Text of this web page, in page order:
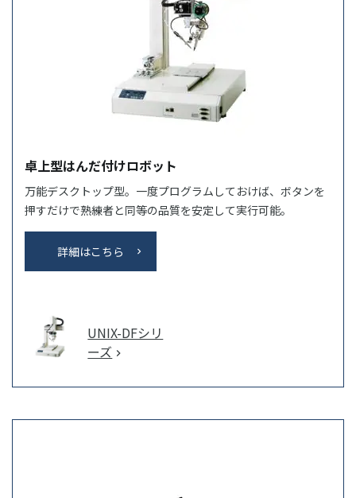
卓上型はんだ付けロボット
万能デスクトップ型。一度プログラムしておけば、ボタンを
押すだけで熟練者と同等の品質を安定して実行可能。
詳細はこちら
UNIX-DFシリ
ーズ